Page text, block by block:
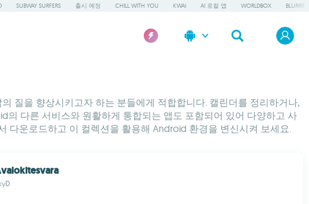
SUBWAY SURFERS 출시 예정 CHILL WITH YOU KWAI AI 로컬 앱 WORLDBOX BLURRR
질을 향상시키고자 하는 분들에게 적합합니다. 캘린더를 정리하거나,
다른 서비스와 원활하게 통합되는 앱도 포함되어 있어 다양하고 사
다운로드하고 이 컬렉션을 활용해 Android 환경을 변신시켜 보세요.